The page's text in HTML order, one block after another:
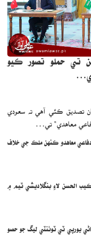
تي حملو تصور ڪيو
تصديق ڪئي آهي ته سعودي
معاهدي“ تي…
معاهدو ڪنهن ملڪ جي خلاف
الحسن لاءِ بنگلاديشي ٽيم ۾
يورپي ٽي ٽوئنٽي ليگ جو حصو